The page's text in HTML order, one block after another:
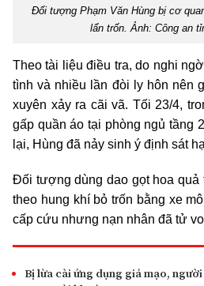
Đối tượng Phạm Văn Hùng bị cơ
lẩn trốn. Ảnh: Công an
Theo tài liệu điều tra, do nghi
tình và nhiều lần đòi ly hôn nên
xuyên xảy ra cãi vã. Tối 23/4,
gấp quần áo tại phòng ngủ tầng
lại, Hùng đã nảy sinh ý định sát
Đối tượng dùng dao gọt hoa quả
theo hung khí bỏ trốn bằng xe
cấp cứu nhưng nạn nhân đã tử
Bị lừa cài ứng dụng giả mạo,